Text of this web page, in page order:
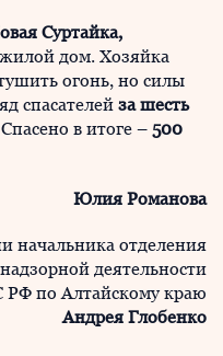
Суртайка,
дом. Хозяйка
огонь, но силы
спасателей за шесть
в итоге – 500
Юлия Романова
начальника отделения
деятельности
по Алтайскому краю
Андрея Глобенко